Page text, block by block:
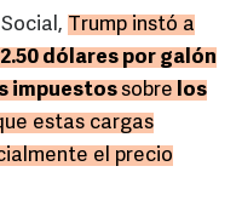
Trump instó a
2.50 dólares por galón
impuestossobre los
estas cargas
el precio